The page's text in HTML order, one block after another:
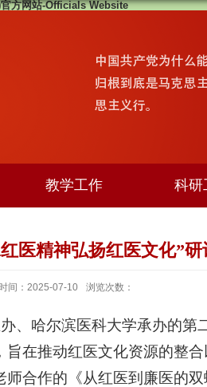
官方网站-Officials Website
教学工作 科研
医精神弘扬红医文化”
间：2025-07-10 浏览次数：
、哈尔滨医科大学承办的第
在推动红医文化资源的整
合作的《从红医到廉医